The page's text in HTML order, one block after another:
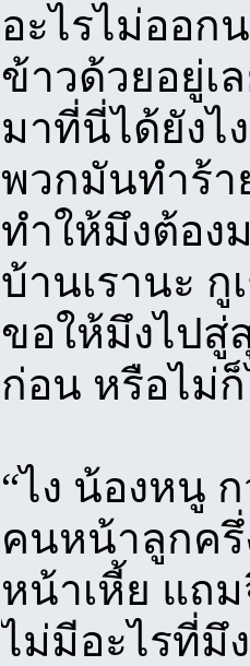
อะไรไม่ออก
ข้าวด้วยอยู่เ
มาที่นี่ได้ยังไ
พวกมันทำร้า
ทำให้มึงต้อง
บ้านเรานะ
ขอให้มึงไปสู่
ก่อน หรือไม่
“ไง น้องหนู
คนหน้าลูกครึ่
หน้าเหี้ย แถ
ไม่มีอะไรที่มึ